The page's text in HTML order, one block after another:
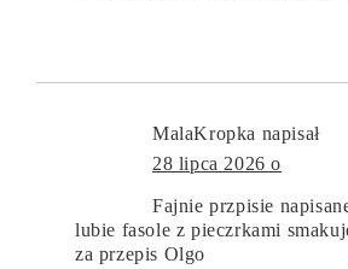
MalaKropka napisał
28 lipca 2026 o
Fajnie przpisie
lubie fasole z pieczrkami
za przepis Olgo